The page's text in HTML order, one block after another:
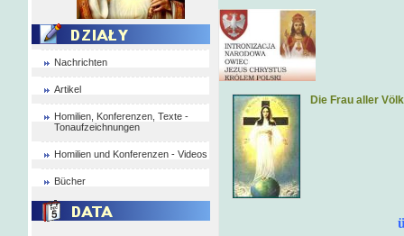
Nachrichten
Artikel
Homilien, Konferenzen, Texte -
Tonaufzeichnungen
Homilien und Konferenzen - Videos
Bücher
Die Frau aller